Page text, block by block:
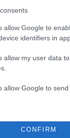
allow Google to
identifiers in
allow my user data
allow Google to
CONFIRM